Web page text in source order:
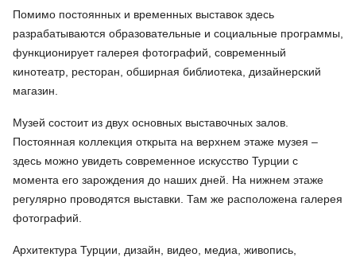
Помимо постоянных и временных выставок здесь
разрабатываются образовательные и социальные программы,
функционирует галерея фотографий, современный
кинотеатр, ресторан, обширная библиотека, дизайнерский
магазин.
Музей состоит из двух основных выставочных залов.
Постоянная коллекция открыта на верхнем этаже музея –
здесь можно увидеть современное искусство Турции с
момента его зарождения до наших дней. На нижнем этаже
регулярно проводятся выставки. Там же расположена галерея
фотографий.
Архитектура Турции, дизайн, видео, медиа, живопись,